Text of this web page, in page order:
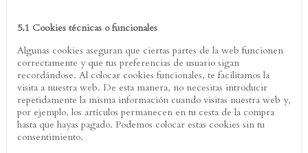
5.1 Cookies técnicas o funcionales
Algunas cookies aseguran que ciertas partes de la web funcionen
correctamente y que tus preferencias de usuario sigan
recordándose. Al colocar cookies funcionales, te facilitamos la
visita a nuestra web. De esta manera, no necesitas introducir
repetidamente la misma información cuando visitas nuestra web y,
por ejemplo, los artículos permanecen en tu cesta de la compra
hasta que hayas pagado. Podemos colocar estas cookies sin tu
consentimiento.